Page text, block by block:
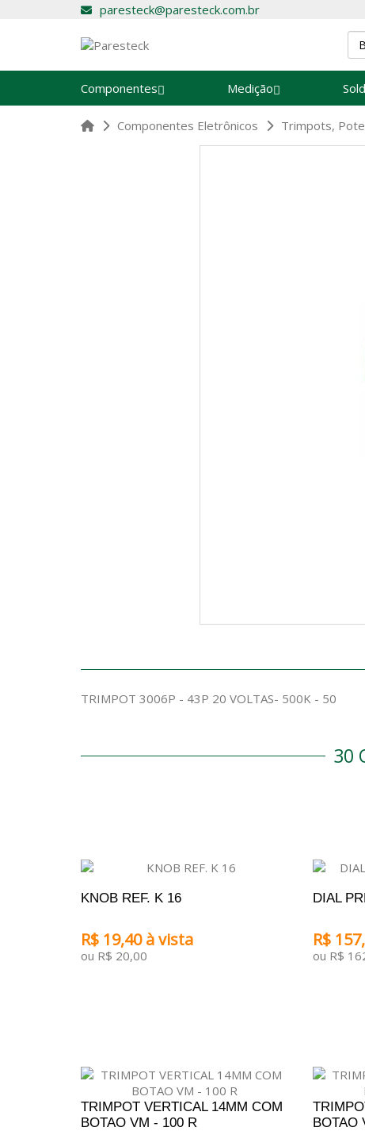
paresteck@paresteck.com.br
Componentes Medição
Componentes Eletrônicos Trimpots,
TRIMPOT 3006P - 43P 20 VOLTAS- 500K - 50
30
KNOB REF. K 16
R$ 19,40 à vista
ou R$ 20,00
DIAL
R$
ou R$
TRIMPOT VERTICAL 14MM COM
BOTAO VM - 100 R
BOTAO